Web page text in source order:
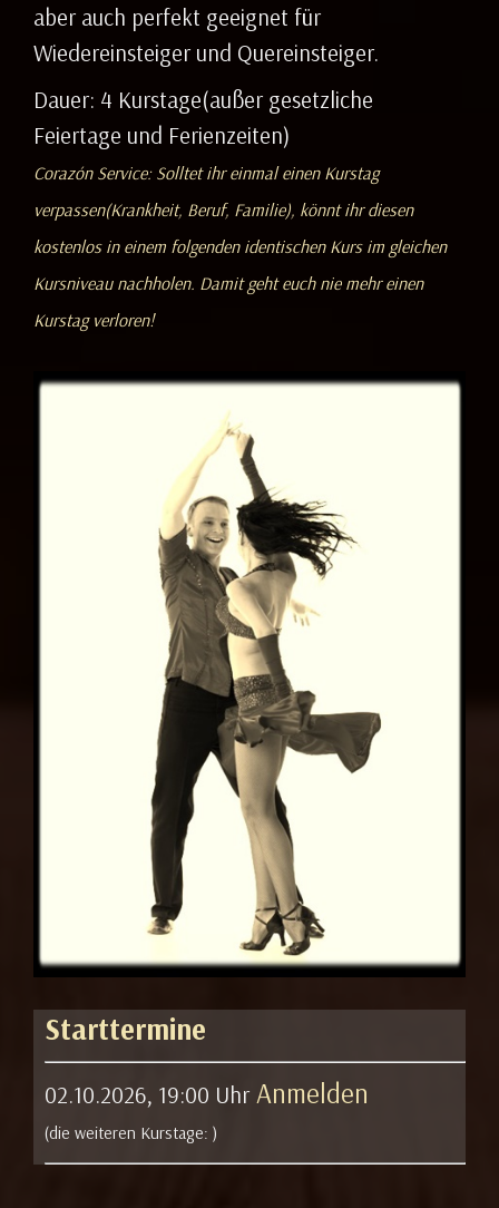
aber auch perfekt geeignet für
Wiedereinsteiger und Quereinsteiger.
Dauer: 4 Kurstage(außer gesetzliche
Feiertage und Ferienzeiten)
Corazón Service: Solltet ihr einmal einen Kurstag
verpassen(Krankheit, Beruf, Familie), könnt ihr diesen
kostenlos in einem folgenden identischen Kurs im gleichen
Kursniveau nachholen. Damit geht euch nie mehr einen
Kurstag verloren!
Starttermine
02.10.2026, 19:00 Uhr Anmelden
(die weiteren Kurstage: )